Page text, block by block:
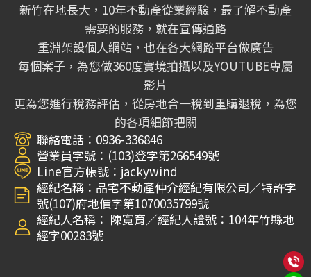
新竹在地長大，10年不動產從業經驗，最了解不動產
需要的服務，就在宣傳通路
重淵架設個人網站，也在各大網路平台做廣告
每個案子，為您做360度實境拍攝以及YOUTUBE專屬
影片
更為您進行稅務評估，從房地合一稅到重購退稅，為您
的各項細節把關
聯絡電話：0936-336846
營業員字號：(103)登字第266549號
Line官方帳號：jackywind
經紀名稱：品宅不動產仲介經紀有限公司∕特許字
號(107)府地價字第1070035799號
經紀人名稱： 陳寬育∕經紀人證號：104年竹縣地
經字00283號